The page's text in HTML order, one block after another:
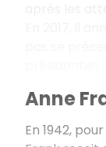
Anne
En 1942,